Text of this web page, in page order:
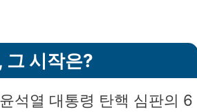
그 시작은?
석열 대통령 탄핵 심판의 6